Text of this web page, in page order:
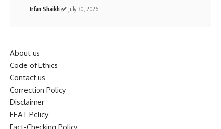
Irfan Shaikh ✅ July 30, 2026
About us
Code of Ethics
Contact us
Correction Policy
Disclaimer
EEAT Policy
Fact-Checking Policy